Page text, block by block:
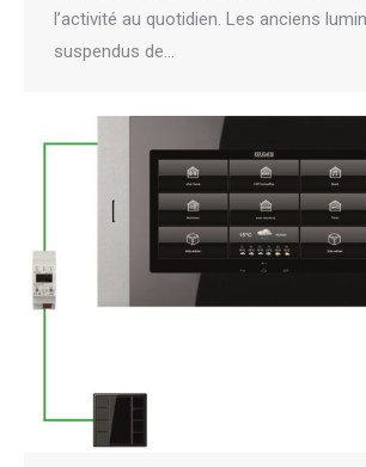
l’activité au quotidien. Les anciens
suspendus de…